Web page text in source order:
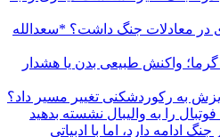
۲ چه تاثیری در معادلات جنگ داشت؟ *سعدالله
واکنش طبیعی بدن یا هشدار
به رکوردشکنی تغییر مسیر داد؟
را به والیبال نشسته بدهید
ادامه دارد، اما با ادبیاتی